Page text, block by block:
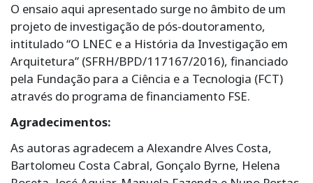
O ensaio aqui apresentado surge no âmbito de um
projeto de investigação de pós-doutoramento,
intitulado “O LNEC e a História da Investigação em
Arquitetura” (SFRH/BPD/117167/2016), financiado
pela Fundação para a Ciência e a Tecnologia (FCT)
através do programa de financiamento FSE.
Agradecimentos:
As autoras agradecem a Alexandre Alves Costa,
Bartolomeu Costa Cabral, Gonçalo Byrne, Helena